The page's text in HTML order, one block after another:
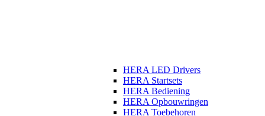
HERA LED Drivers
HERA Startsets
HERA Bediening
HERA Opbouwringen
HERA Toebehoren